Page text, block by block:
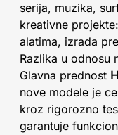
serija, muzika,
kreativne
alatima, izrada
Razlika u odnosu
Glavna prednost
nove modele je
kroz rigorozno
garantuje